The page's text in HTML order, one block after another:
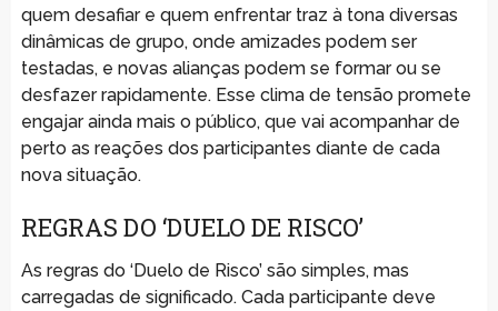
quem desafiar e quem enfrentar traz à tona diversas
dinâmicas de grupo, onde amizades podem ser
testadas, e novas alianças podem se formar ou se
desfazer rapidamente. Esse clima de tensão promete
engajar ainda mais o público, que vai acompanhar de
perto as reações dos participantes diante de cada
nova situação.
REGRAS DO ‘DUELO DE RISCO’
As regras do ‘Duelo de Risco’ são simples, mas
carregadas de significado. Cada participante deve